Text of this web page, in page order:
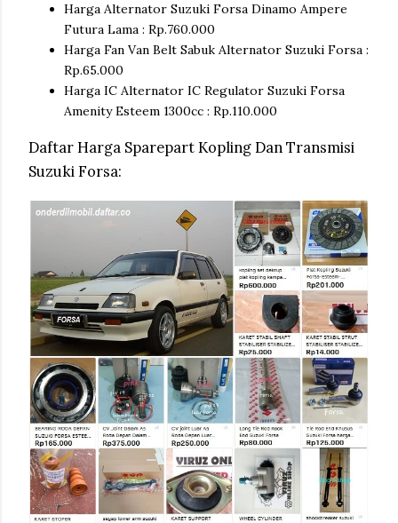
Harga Alternator Suzuki Forsa Dinamo Ampere
Futura Lama : Rp.760.000
Harga Fan Van Belt Sabuk Alternator Suzuki Forsa :
Rp.65.000
Harga IC Alternator IC Regulator Suzuki Forsa
Amenity Esteem 1300cc : Rp.110.000
Daftar Harga Sparepart Kopling Dan Transmisi
Suzuki Forsa: